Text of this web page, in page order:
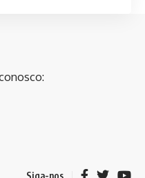
Siga-nos